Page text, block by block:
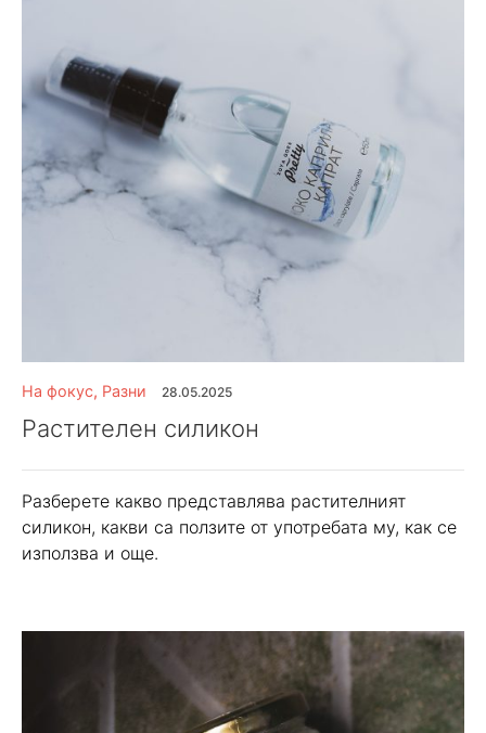
На фокус, Разни 28.05.2025
Растителен силикон
Разберете какво представлява растителният
силикон, какви са ползите от употребата му, как се
използва и още.